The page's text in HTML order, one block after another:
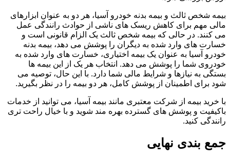
بیمه شخص ثالث و بیمه بدنه خودرو آسیا، هر دو به عنوان ابزارهای
مالی مهم برای کاهش ریسک های ناشی از حوادث رانندگی عمل
می کنند. در حالی که بیمه شخص ثالث یک الزام قانونی است و
خسارت های وارد شده به دیگران را پوشش می دهد، بیمه بدنه
خودرو آسیا به عنوان یک بیمه اختیاری، خسارت های وارد شده به
خودروی شما را پوشش می دهد. انتخاب هر یک از این بیمه ها
بستگی به نیازها و شرایط مالی شما دارد. با این حال، توصیه می
شود برای اطمینان از پوشش کامل، هر دو بیمه را در نظر بگیرید.
با خرید بیمه از شرکت معتبری مانند بیمه آسیا، می توانید از خدمات
باکیفیت و پوشش های گسترده بهره مند شوید و با خیال راحت تری
رانندگی کنید.
جمع بندی نهایی